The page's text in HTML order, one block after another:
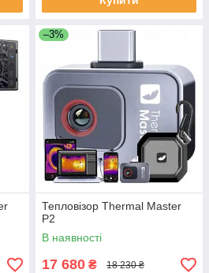
–3%
Тепловізор Thermal Master
P2
В наявності
17 680 ₴ 18 230 ₴